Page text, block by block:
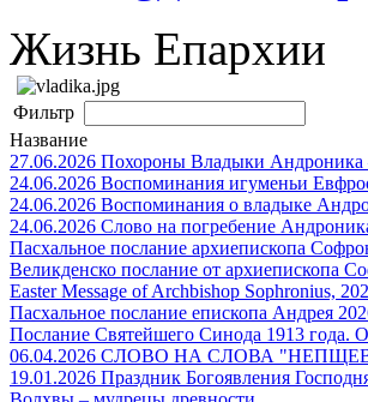
Жизнь Епархии
Фильтр
Название
27.06.2026 Похороны Владыки
24.06.2026 Воспоминания игуменьи
24.06.2026 Воспоминания о владыке
24.06.2026 Слово на погребение
Пасхальное послание архиепископа
Великденско послание от архиепископа
Easter Message of Archbishop Sophronius,
Пасхальное послание епископа Андрея
Послание Святейшего Синода 1913 года.
06.04.2026 СЛОВО НА СЛОВА
19.01.2026 Праздник Богоявления